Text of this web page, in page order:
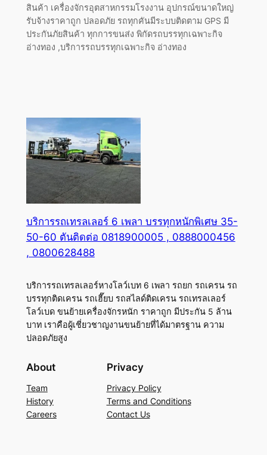
สินค้า เครื่องจักรอุตสาหกรรมโรงงาน อุปกรณ์ขนาดใหญ่
รับจ้างราคาถูก ปลอดภัย รถทุกคันมีระบบติดตาม GPS มี
ประกันภัยสินค้า ทุกการขนส่ง พิกัดรถบรรทุกเฉพาะกิจ
อ่างทอง ,บริการรถบรรทุกเฉพาะกิจ อ่างทอง
บริการรถเทรลเลอร์ 6 เพลา บรรทุกหนักพิเศษ 35-
50-60 ตันติดต่อ 0818900005 , 0888000456
, 0800628488
บริการรถเทรลเลอร์หางโลว์เบท 6 เพลา รถยก รถเครน รถ
บรรทุกติดเครน รถเฮี๊ยบ รถสไลด์ติดเครน รถเทรลเลอร์
โลว์เบด ขนย้ายเครื่องจักรหนัก ราคาถูก มีประกัน 5 ล้าน
บาท เราคือผู้เชี่ยวชาญงานขนย้ายที่ได้มาตรฐาน ความ
ปลอดภัยสูง
About
Team
History
Careers
Privacy
Privacy Policy
Terms and Conditions
Contact Us